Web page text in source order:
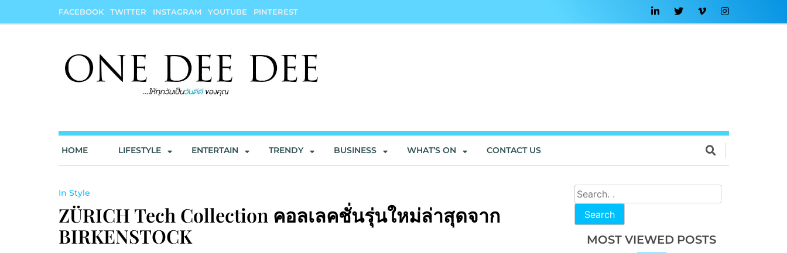
FACEBOOK TWITTER INSTAGRAM YOUTUBE PINTEREST
HOME LIFESTYLE ENTERTAIN TRENDY BUSINESS WHAT’S ON CONTACT US
Search
MOST VIEWED POSTS
In Style
ZÜRICH Tech Collection คอลเลคชั่นรุ่นใหม่ล่าสุดจาก
BIRKENSTOCK